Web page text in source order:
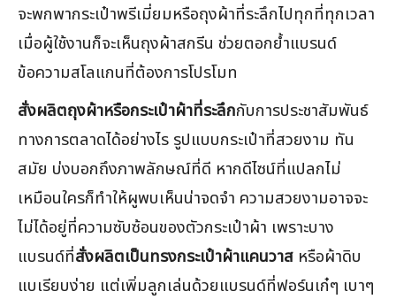
จะพกพากระเป๋าพรีเมี่ยมหรือถุงผ้าที่ระลึกไปทุกที่ทุกเวลา
เมื่อผู้ใช้งานก็จะเห็นถุงผ้าสกรีน ช่วยตอกย้ำแบรนด์
ข้อความสโลแกนที่ต้องการโปรโมท
สั่งผลิตถุงผ้าหรือกระเป๋าผ้าที่ระลึกกับการประชาสัมพันธ์
ทางการตลาดได้อย่างไร รูปแบบกระเป๋าที่สวยงาม ทัน
สมัย บ่งบอกถึงภาพลักษณ์ที่ดี หากดีไซน์ที่แปลกไม่
เหมือนใครก็ทำให้ผูพบเห็นน่าจดจำ ความสวยงามอาจจะ
ไม่ได้อยู่ที่ความซับซ้อนของตัวกระเป๋าผ้า เพราะบาง
แบรนด์ที่สั่งผลิตเป็นทรงกระเป๋าผ้าแคนวาส หรือผ้าดิบ
แบเรียบง่าย แต่เพิ่มลูกเล่นด้วยแบรนด์ที่ฟอร์นเก๋ๆ เบาๆ